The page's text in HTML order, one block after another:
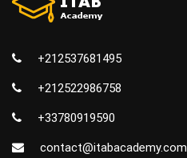
+212537681495
+212522986758
+33780919590
contact@itabacademy.com